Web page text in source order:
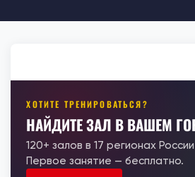
ХОТИТЕ ТРЕНИРОВАТЬСЯ?
НАЙДИТЕ ЗАЛ В ВАШЕМ
120+ залов в 17 регионах
Первое занятие — бесплатно.